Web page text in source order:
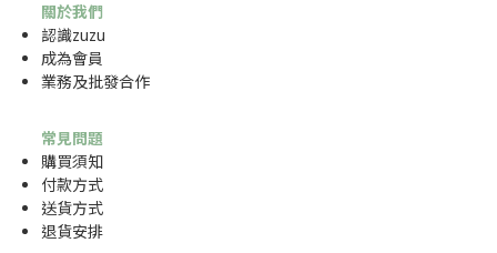
關於我們
認識zuzu
成為會員
業務及批發合作
常見問題
購買須知
付款方式
送貨方式
退貨安排